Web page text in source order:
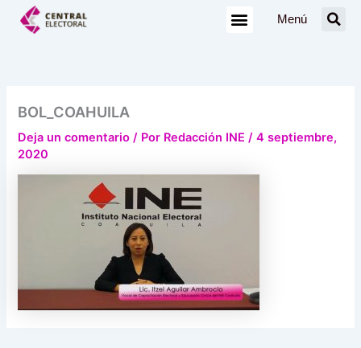
Menú
BOL_COAHUILA
Deja un comentario / Por Redacción INE/4 septiembre,
2020